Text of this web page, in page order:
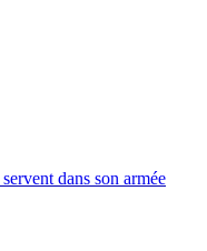
dans son armée